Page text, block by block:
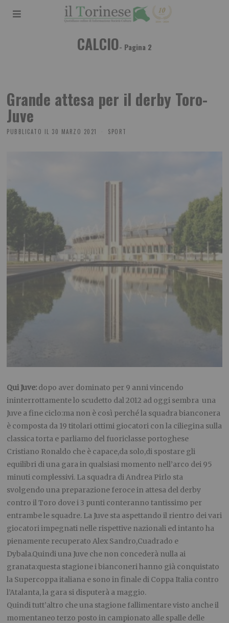
CALCIO- Pagina 2
Grande attesa per il derby Toro-
Juve
PUBBLICATO IL 30 MARZO 2021 SPORT
Qui Juve: dopo aver dominato per 9 anni vincendo
ininterrottamente lo scudetto dal 2012 ad oggi sembra una
Juve a fine ciclo:ma non è così perché la squadra bianconera
è composta da 19 titolari ottimi giocatori con la ciliegina sulla
classica torta e parliamo del fuoriclasse portoghese
Cristiano Ronaldo che è capace,da solo,di spostare gli
equilibri di una gara in qualsiasi momento nell’arco dei 95
minuti complessivi. La squadra di Andrea Pirlo sta
svolgendo una preparazione feroce in attesa del derby
contro il Toro dove i 3 punti conteranno tantissimo per
entrambe le squadre. La Juve sta aspettando il rientro dei vari
giocatori impegnati nelle rispettive nazionali ed intanto ha
pienamente recuperato Alex Sandro,Cuadrado e
Dybala.Quindi una Juve che non concederà nulla ai
granata:questa stagione i bianconeri hanno già conquistato
la Supercoppa italiana e sono in finale di Coppa Italia contro
l’Atalanta, la gara si disputerà a maggio.
Quindi tutt’altro che una stagione fallimentare visto anche il
momentaneo terzo posto in campionato alle spalle delle